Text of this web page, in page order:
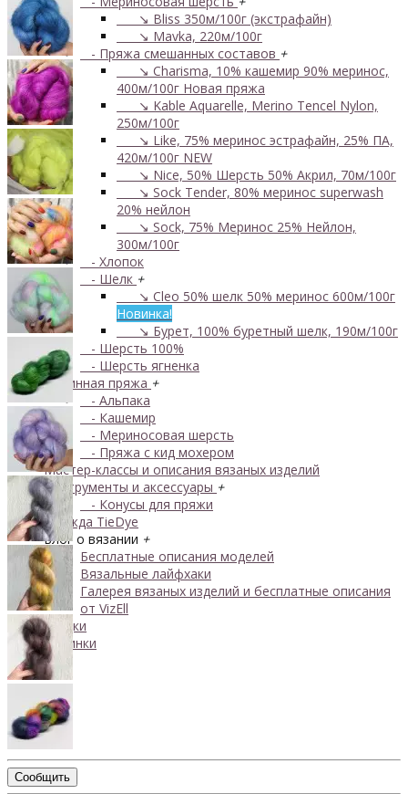
↘ Bliss 350м/100г (экстрафайн)
↘ Mavka, 220м/100г
- Пряжа смешанных составов +
↘ Charisma, 10% кашемир 90% меринос,
400м/100г Новая пряжа
↘ Kable Aquarelle, Merino Tencel Nylon,
250м/100г
↘ Like, 75% меринос эстрафайн, 25% ПА,
420м/100г NEW
↘ Nice, 50% Шерсть 50% Акрил, 70м/100г
↘ Sock Tender, 80% меринос superwash
20% нейлон
↘ Sock, 75% Меринос 25% Нейлон,
300м/100г
- Хлопок
- Шелк +
↘ Cleo 50% шелк 50% меринос 600м/100г
Новинка!
↘ Бурет, 100% буретный шелк, 190м/100г
- Шерсть 100%
- Шерсть ягненка
Бобинная пряжа +
- Альпака
- Кашемир
- Мериносовая шерсть
- Пряжа с кид мохером
Мастер-классы и описания вязаных изделий
Инструменты и аксессуары +
- Конусы для пряжи
Одежда TieDye
Блог о вязании +
Бесплатные описания моделей
Вязальные лайфхаки
Галерея вязаных изделий и бесплатные описания
от VizEll
Скидки
Новинки
Сообщить